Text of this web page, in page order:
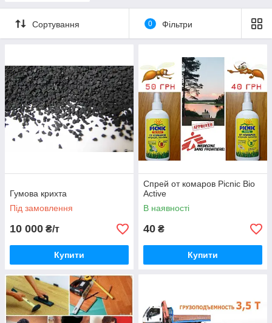
Сортування 0 Фільтри
Гумова крихта
Під замовлення
10 000 ₴/т
Купити
Спрей от комаров Picnic Bio
Active
В наявності
40 ₴
Купити